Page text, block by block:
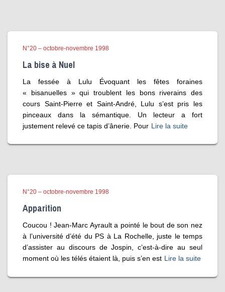
N°20 – octobre-novembre 1998
La bise à Nuel
La fessée à Lulu Évoquant les fêtes foraines
« bisanuelles » qui troublent les bons riverains des
cours Saint-Pierre et Saint-André, Lulu s’est pris les
pinceaux dans la sémantique. Un lecteur a fort
justement relevé ce tapis d’ânerie. Pour Lire la suite
N°20 – octobre-novembre 1998
Apparition
Coucou ! Jean-Marc Ayrault a pointé le bout de son nez
à l’université d’été du PS à La Rochelle, juste le temps
d’assister au discours de Jospin, c’est-à-dire au seul
moment où les télés étaient là, puis s’en est Lire la suite